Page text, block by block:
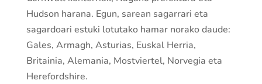
Hudson harana. Egun, sarean sagarrari eta
sagardoari estuki lotutako hamar norako daude:
Gales, Armagh, Asturias, Euskal Herria,
Britainia, Alemania, Mostviertel, Norvegia eta
Herefordshire.